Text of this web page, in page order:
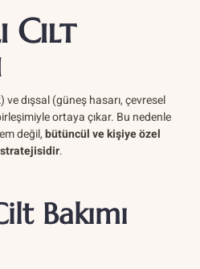
Cilt
dışsal (güneş hasarı, çevresel
ortaya çıkar. Bu nedenle
değil,bütüncül ve kişiye özel
.
Bakımı